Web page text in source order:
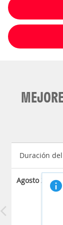
Duración
Agosto 2026